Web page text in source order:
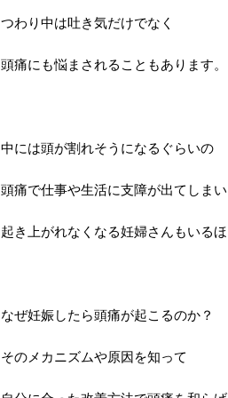
つわり中は吐き気だけでなく
頭痛にも悩まされることもあります。
中には頭が割れそうになるぐらいの
頭痛で仕事や生活に支障が出てしまい
起き上がれなくなる妊婦さんもいる
なぜ妊娠したら頭痛が起こるのか？
そのメカニズムや原因を知って